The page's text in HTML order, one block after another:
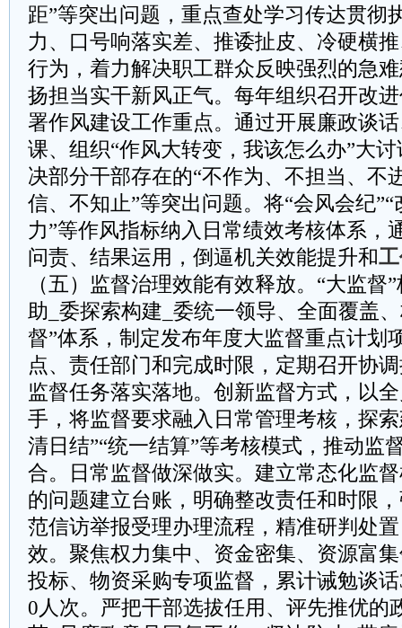
距”等突出问题，重点查处学习传达贯彻
力、口号响落实差、推诿扯皮、冷硬横
行为，着力解决职工群众反映强烈的急
扬担当实干新风正气。每年组织召开改
署作风建设工作重点。通过开展廉政谈
课、组织“作风大转变，我该怎么办”大
决部分干部存在的“不作为、不担当、不
信、不知止”等突出问题。将“会风会纪”“
力”等作风指标纳入日常绩效考核体系，
问责、结果运用，倒逼机关效能提升和
（五）监督治理效能有效释放。“大监督
助_委探索构建_委统一领导、全面覆盖
督”体系，制定发布年度大监督重点计划
点、责任部门和完成时限，定期召开协
监督任务落实落地。创新监督方式，以
手，将监督要求融入日常管理考核，探
清日结”“统一结算”等考核模式，推动监
合。日常监督做深做实。建立常态化监
的问题建立台账，明确整改责任和时限
范信访举报受理办理流程，精准研判处
效。聚焦权力集中、资金密集、资源富
投标、物资采购专项监督，累计诫勉谈
0人次。严把干部选拔任用、评先推优的